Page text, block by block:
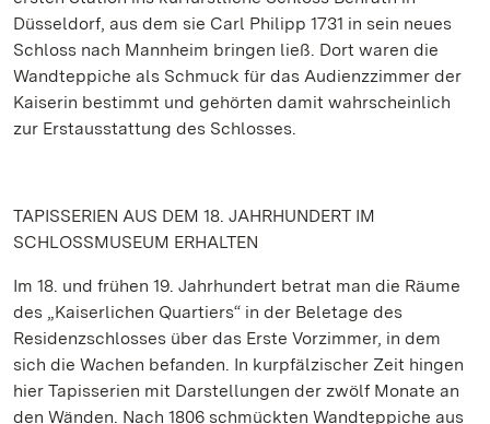
Düsseldorf, aus dem sie Carl Philipp 1731 in sein neues
Schloss nach Mannheim bringen ließ. Dort waren die
Wandteppiche als Schmuck für das Audienzzimmer der
Kaiserin bestimmt und gehörten damit wahrscheinlich
zur Erstausstattung des Schlosses.
TAPISSERIEN AUS DEM 18. JAHRHUNDERT IM
SCHLOSSMUSEUM ERHALTEN
Im 18. und frühen 19. Jahrhundert betrat man die Räume
des „Kaiserlichen Quartiers“ in der Beletage des
Residenzschlosses über das Erste Vorzimmer, in dem
sich die Wachen befanden. In kurpfälzischer Zeit hingen
hier Tapisserien mit Darstellungen der zwölf Monate an
den Wänden. Nach 1806 schmückten Wandteppiche aus